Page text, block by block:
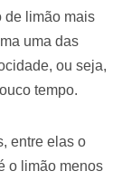
de limão mais
uma das
ou seja,
tempo.
entre elas o
o limão menos